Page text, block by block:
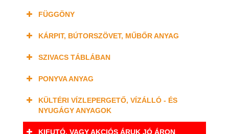
FÜGGÖNY
KÁRPIT, BÚTORSZÖVET, MŰBŐR ANYAG
SZIVACS TÁBLÁBAN
PONYVA ANYAG
KÜLTÉRI VÍZLEPERGETŐ, VÍZÁLLÓ - ÉS
NYUGÁGY ANYAGOK
KIFUTÓ, VAGY AKCIÓS ÁRUK JÓ ÁRON